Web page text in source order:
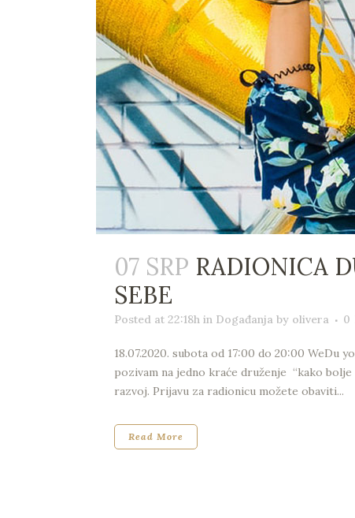
07 SRP RADIONICA
SEBE
Posted at 22:18h in Događanja by olivera 0
18.07.2020. subota od 17:00 do 20:00
pozivam na jedno kraće druženje “kako
razvoj. Prijavu za radionicu možete obaviti...
Read More